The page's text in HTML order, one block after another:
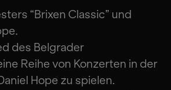
“Brixen Classic” und
des Belgrader
Reihe von Konzerten in der
Hope zu spielen.